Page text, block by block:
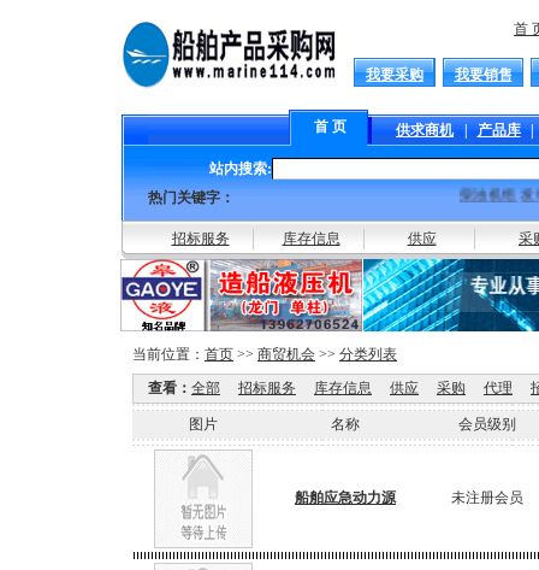
首
我要采购 我要销售
首 页 供求商机 | 产品库 |
站内搜索:
热门关键字：
柴油机组 发
招标服务 库存信息 供应 采
当前位置： 首页 >> 商贸机会 >> 分类列表
查看： 全部 招标服务 库存信息 供应 采购 代理
图片 名称 会员级别
船舶应急动力源 未注册会员